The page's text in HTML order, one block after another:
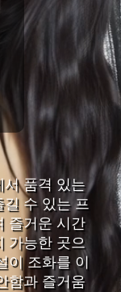
서 품격 있는
수 있는 프
즐거운 시간
가능한 곳으
이 조화를 이
함과 즐거움